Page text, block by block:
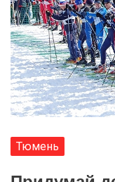
Тюмень